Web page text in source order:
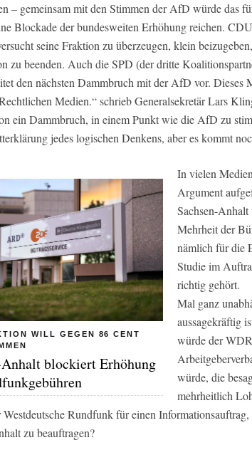
– gemeinsam mit den Stimmen der AfD würde das
Blockade der bundesweiten Erhöhung reichen.
seine Fraktion zu überzeugen, klein
zu beenden. Auch die SPD (der dritte
den nächsten Dammbruch mit der AfD vor. Dieses
Medien.“ schrieb Generalsekretär Lars
ein Dammbruch, in einem Punkt wie die AfD zu
jedes logischen Denkens, aber es kommt
WILL GEGEN 86 CENT
Anhalt blockiert Erhöhung
In vielen
Argument
Sachsen-
Mehrheit der
nämlich für die
Studie im
richtig gehört.
Mal ganz
aussagekräftig
würde der
würde, die
mehrheitlich
Westdeutsche Rundfunk für einen
zu beauftragen?